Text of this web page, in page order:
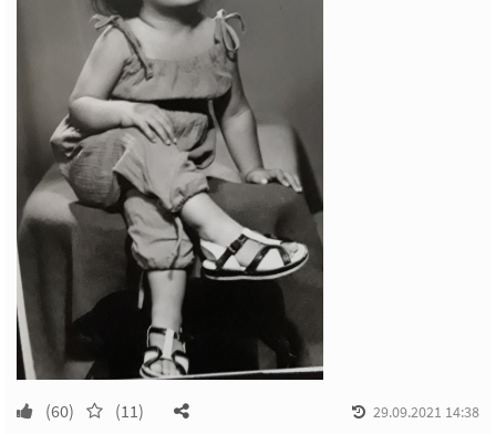
(60) (11) 29.09.2021 14:38